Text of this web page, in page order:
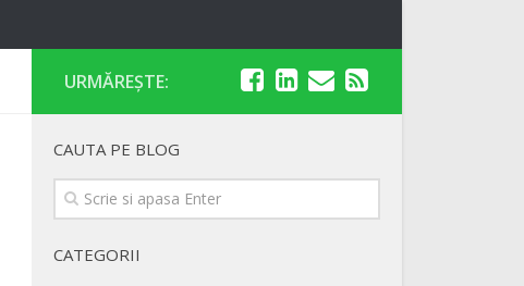
URMĂREȘTE:
CAUTA PE BLOG
CATEGORII